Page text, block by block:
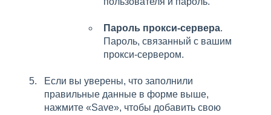
Пароль прокси-сервера.
Пароль, связанный с вашим
прокси-сервером.
Если вы уверены, что заполнили
правильные данные в форме выше,
нажмите «Save», чтобы добавить свою